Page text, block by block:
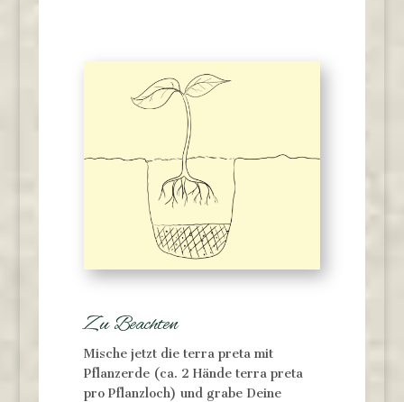
Zu Beachten
Mische jetzt die terra preta mit
Pflanzerde (ca. 2 Hände terra preta
pro Pflanzloch) und grabe Deine